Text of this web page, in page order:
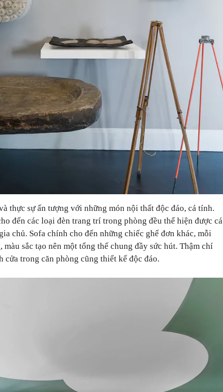
thực sự ấn tượng với những món nội thất độc đáo, cá tính.
đến các loại đèn trang trí trong phòng đều thể hiện được cá
chủ. Sofa chính cho đến những chiếc ghế đơn khác, mỗi
màu sắc tạo nên một tổng thế chung đầy sức hút. Thậm chí
cửa trong căn phòng cũng thiết kế độc đáo.